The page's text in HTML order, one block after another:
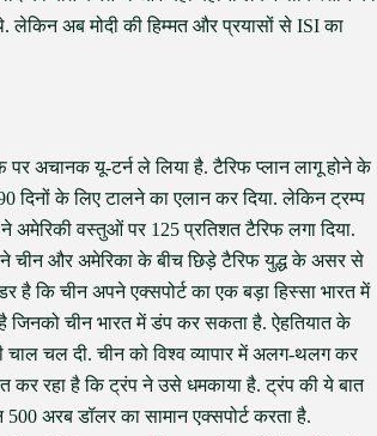
अब मोदी की हिम्मत और प्रयासों से ISI का
पर अचानक यू-टर्न ले लिया है. टैरिफ प्लान लागू होने के
दिनों के लिए टालने का एलान कर दिया. लेकिन ट्रम्प
अमेरिकी वस्तुओं पर 125 प्रतिशत टैरिफ लगा दिया.
चीन और अमेरिका के बीच छिड़े टैरिफ युद्ध के असर से
कि चीन अपने एक्सपोर्ट का एक बड़ा हिस्सा भारत में
चीन भारत में डंप कर सकता है. ऐहतियात के
चाल चल दी. चीन को विश्व व्यापार में अलग-थलग कर
रहा है कि ट्रंप ने उसे धमकाया है. ट्रंप की ये बात
अरब डॉलर का सामान एक्सपोर्ट करता है.